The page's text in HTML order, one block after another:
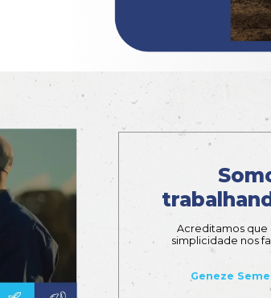
Info
Glufosinato
em